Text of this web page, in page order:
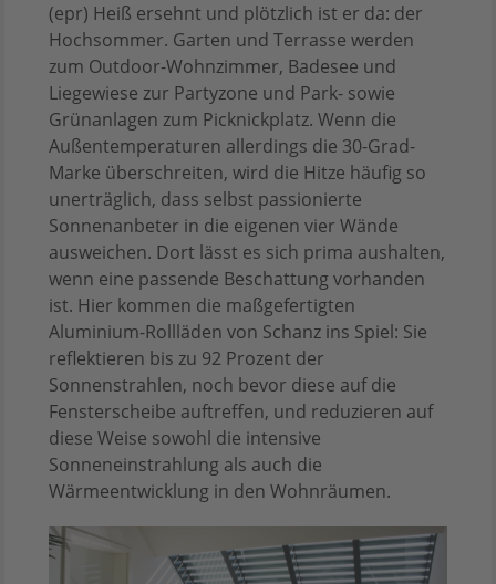
(epr) Heiß ersehnt und plötzlich ist er da: der
Hochsommer. Garten und Terrasse werden
zum Outdoor-Wohnzimmer, Badesee und
Liegewiese zur Partyzone und Park- sowie
Grünanlagen zum Picknickplatz. Wenn die
Außentemperaturen allerdings die 30-Grad-
Marke überschreiten, wird die Hitze häufig so
unerträglich, dass selbst passionierte
Sonnenanbeter in die eigenen vier Wände
ausweichen. Dort lässt es sich prima aushalten,
wenn eine passende Beschattung vorhanden
ist. Hier kommen die maßgefertigten
Aluminium-Rollläden von Schanz ins Spiel: Sie
reflektieren bis zu 92 Prozent der
Sonnenstrahlen, noch bevor diese auf die
Fensterscheibe auftreffen, und reduzieren auf
diese Weise sowohl die intensive
Sonneneinstrahlung als auch die
Wärmeentwicklung in den Wohnräumen.